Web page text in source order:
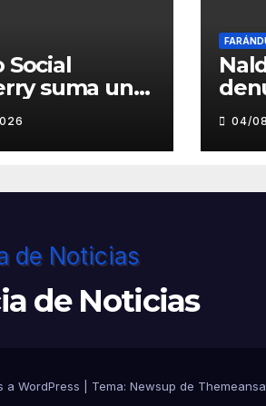
Social
suma un
la
en el
Luz
04/
de Noticias
a WordPress Tema: Newsup de